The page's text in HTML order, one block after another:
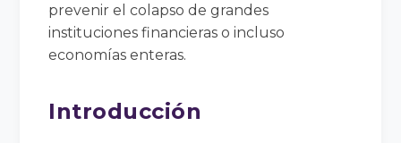
prevenir el colapso de grandes
instituciones financieras o incluso
economías enteras.
Introducción